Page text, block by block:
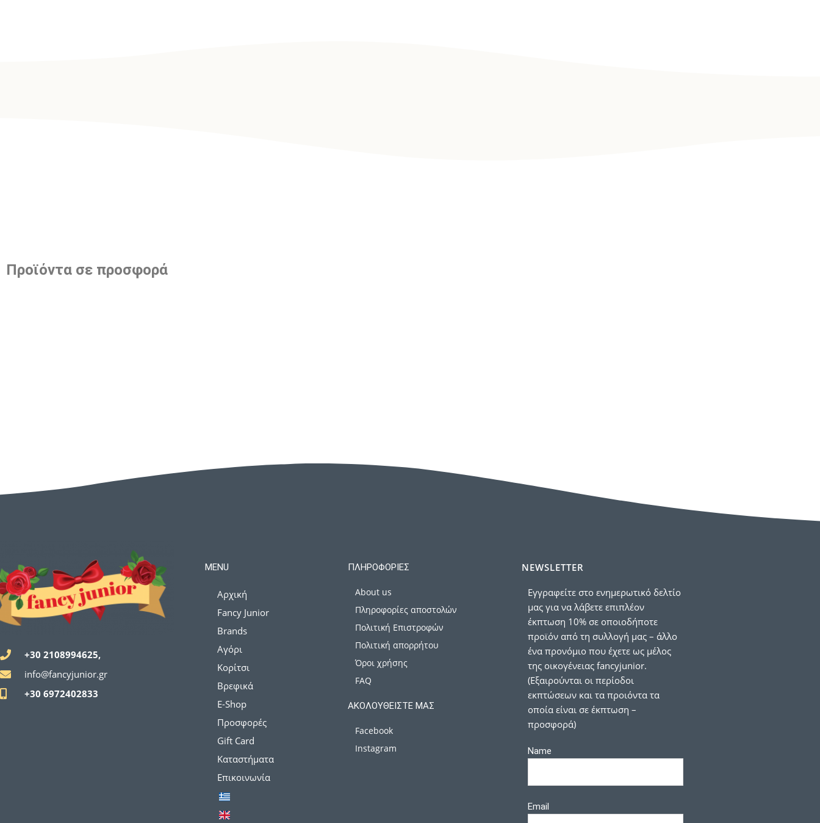
Προϊόντα σε προσφορά
+30 2108994625,
info@fancyjunior.gr
+30 6972402833
MENU
Αρχική
Fancy Junior
Brands
Αγόρι
Κορίτσι
Βρεφικά
E-Shop
Προσφορές
Gift Card
Καταστήματα
Επικοινωνία
ΠΛΗΡΟΦΟΡΊΕΣ
About us
Πληροφορίες αποστολών
Πολιτική Επιστροφών
Πολιτική απορρήτου
Όροι χρήσης
FAQ
ΑΚΟΛΟΥΘΕΊΣΤΕ ΜΑΣ
Facebook
Instagram
NEWSLETTER
Εγγραφείτε στο ενημερωτικό δελτίο
μας για να λάβετε επιπλέον
έκπτωση 10% σε οποιοδήποτε
προϊόν από τη συλλογή μας – άλλο
ένα προνόμιο που έχετε ως μέλος
της οικογένειας fancyjunior.
(Εξαιρούνται οι περίοδοι
εκπτώσεων και τα προιόντα τα
οποία είναι σε έκπτωση –
προσφορά)
Name
Email